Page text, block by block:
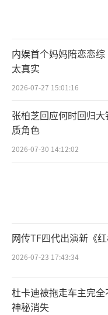
内娱首个妈妈陪恋恋
太真实
2026-07-27 15:01:16
张柏芝回应何时回归
质角色
2026-07-30 14:12:02
网传TF四代出演新《红
2026-07-23 17:43:34
杜卡迪被拖走车主完
神秘消失